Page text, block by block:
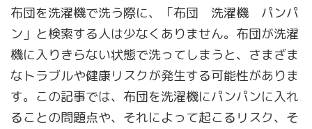
布団を洗濯機で洗う際に、「布団 洗濯機 パンパ
ン」と検索する人は少なくありません。布団が洗濯
機に入りきらない状態で洗ってしまうと、さまざま
なトラブルや健康リスクが発生する可能性がありま
す。この記事では、布団を洗濯機にパンパンに入れ
ることの問題点や、それによって起こるリスク、そ